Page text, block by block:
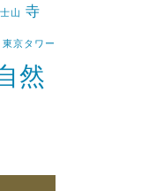
山 寺
東京タワー
然